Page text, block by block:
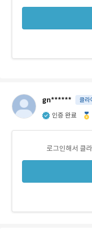
gn****** 클라
인증 완료
로그인해서 클